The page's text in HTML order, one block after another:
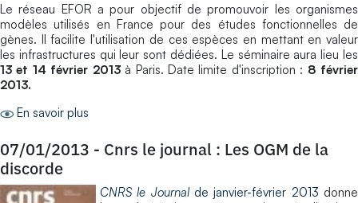
Le réseau EFOR a pour objectif de promouvoir les organismes
modèles utilisés en France pour des études fonctionnelles de
gènes. Il facilite l'utilisation de ces espèces en mettant en valeur
les infrastructures qui leur sont dédiées. Le séminaire aura lieu les
13 et 14 février 2013à Paris. Date limite d'inscription : 8 février
2013.
En savoir plus
07/01/2013 - Cnrs le journal : Les OGM de la
discorde
CNRS le Journalde janvier-février 2013 donne